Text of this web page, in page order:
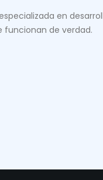
en
funcionan de verdad.